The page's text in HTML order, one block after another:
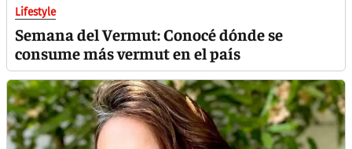
Lifestyle
Semana del Vermut: Conocé dónde se
consume más vermut en el país